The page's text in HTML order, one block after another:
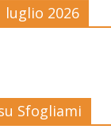
2026
Sfogliami